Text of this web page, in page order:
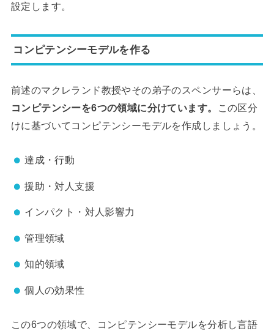
設定します。
コンピテンシーモデルを作る
前述のマクレランド教授やその弟子のスペンサーらは、
コンピテンシーを6つの領域に分けています。
この区分
けに基づいてコンピテンシーモデルを作成しましょう。
達成・行動
援助・対人支援
インパクト・対人影響力
管理領域
知的領域
個人の効果性
この6つの領域で、コンピテンシーモデルを分析し言語